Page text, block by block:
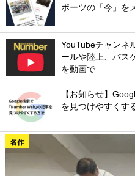
ポーツの「今」を
YouTubeチャンネ
ールや陸上、バス
を動画で
【お知らせ】
を見つけやすくす
名作